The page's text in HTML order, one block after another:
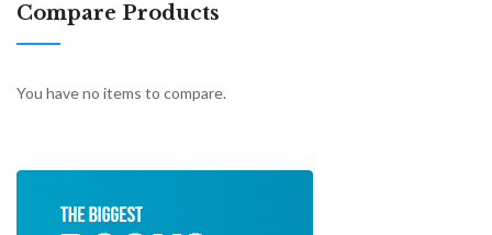
Compare Products
You have no items to compare.